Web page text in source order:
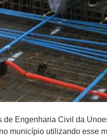
de Engenharia Civil da
município utilizando esse